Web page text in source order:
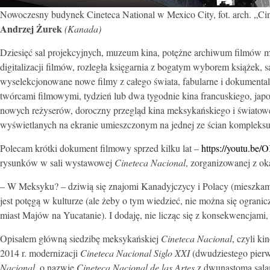
Nowoczesny budynek Cineteca National w Mexico City, fot. arch.
Andrzej Żurek(Kanada)
Dziesięć sal projekcyjnych, muzeum kina, potężne archiwum
digitalizacji filmów, rozległa księgarnia z bogatym wyborem
wyselekcjonowane nowe filmy z całego świata, fabularne i
twórcami filmowymi, tydzień lub dwa tygodnie kina francuskiego,
nowych reżyserów, doroczny przegląd kina meksykańskiego i
wyświetlanych na ekranie umieszczonym na jednej ze ścian
Polecam krótki dokument filmowy sprzed kilku lat –https://youtu.be/
rysunków w sali wystawowej Cineteca Nacional, zorganizowanej z
– W Meksyku? – dziwią się znajomi Kanadyjczycy i Polacy
jest potęgą w kulturze (ale żeby o tym wiedzieć, nie można się
miast Majów na Yucatanie). I dodaję, nie licząc się z
Opisałem główną siedzibę meksykańskiej Cineteca Nacional, czyli
2014 r. modernizacji Cineteca Nacional Siglo XXI(dwudziestego
Nacional, o nazwie Cineteca Nacional de las Artes,z dwunastoma